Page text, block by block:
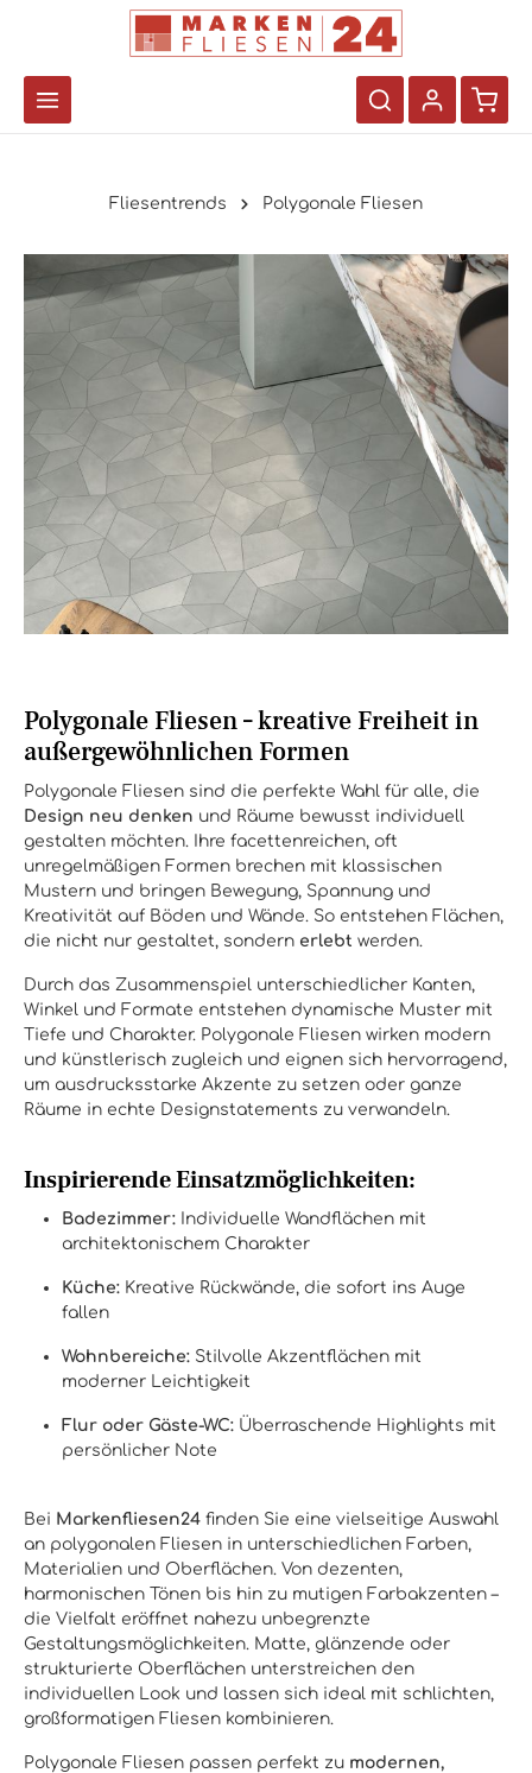
Fliesentrends Polygonale Fliesen
Polygonale Fliesen – kreative Freiheit in
außergewöhnlichen Formen
Polygonale Fliesen sind die perfekte Wahl für alle, die
Design neu denken und Räume bewusst individuell
gestalten möchten. Ihre facettenreichen, oft
unregelmäßigen Formen brechen mit klassischen
Mustern und bringen Bewegung, Spannung und
Kreativität auf Böden und Wände. So entstehen Flächen,
die nicht nur gestaltet, sondern erlebt werden.
Durch das Zusammenspiel unterschiedlicher Kanten,
Winkel und Formate entstehen dynamische Muster mit
Tiefe und Charakter. Polygonale Fliesen wirken modern
und künstlerisch zugleich und eignen sich hervorragend,
um ausdrucksstarke Akzente zu setzen oder ganze
Räume in echte Designstatements zu verwandeln.
Inspirierende Einsatzmöglichkeiten:
Badezimmer: Individuelle Wandflächen mit
architektonischem Charakter
Küche: Kreative Rückwände, die sofort ins Auge
fallen
Wohnbereiche: Stilvolle Akzentflächen mit
moderner Leichtigkeit
Flur oder Gäste-WC: Überraschende Highlights mit
persönlicher Note
Bei Markenfliesen24 finden Sie eine vielseitige Auswahl
an polygonalen Fliesen in unterschiedlichen Farben,
Materialien und Oberflächen. Von dezenten,
harmonischen Tönen bis hin zu mutigen Farbakzenten –
die Vielfalt eröffnet nahezu unbegrenzte
Gestaltungsmöglichkeiten. Matte, glänzende oder
strukturierte Oberflächen unterstreichen den
individuellen Look und lassen sich ideal mit schlichten,
großformatigen Fliesen kombinieren.
Polygonale Fliesen passen perfekt zu modernen,